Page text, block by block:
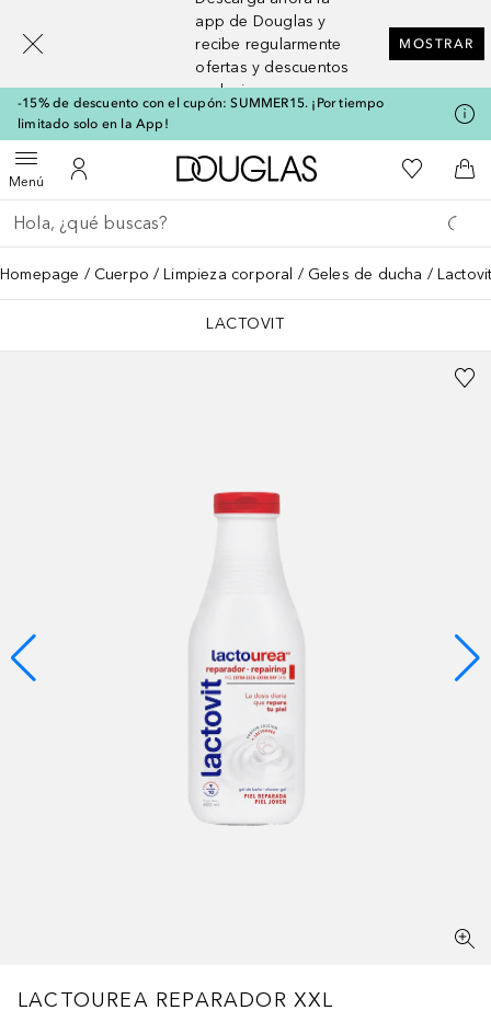
app de Douglas y
recibe regularmente
ofertas y descuentos
exclusivos
MOSTRAR
-15% de descuento con el cupón: SUMMER15. ¡Por tiempo
limitado solo en la App!
MenúAbrir menúMi cuenta
A Douglas HomeMi lista de
A
Regresar
Ejecutar búsqueda
Homepage Cuerpo Limpieza corporal Geles de ducha
LACTOVIT
LACTOUREA REPARADOR XXL
[navigation.slideout.screenreader]